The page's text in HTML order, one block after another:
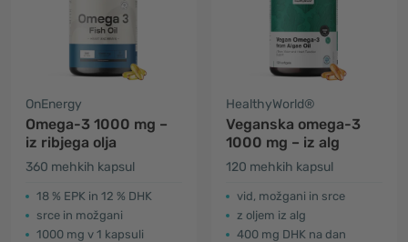
OnEnergy
Omega-3 1000 mg –
iz ribjega olja
360 mehkih kapsul
18 % EPK in 12 % DHK
srce in možgani
1000 mg v 1 kapsuli
HealthyWorld®
Veganska omega-3
1000 mg – iz alg
120 mehkih kapsul
vid, možgani in srce
z oljem iz alg
400 mg DHK na dan